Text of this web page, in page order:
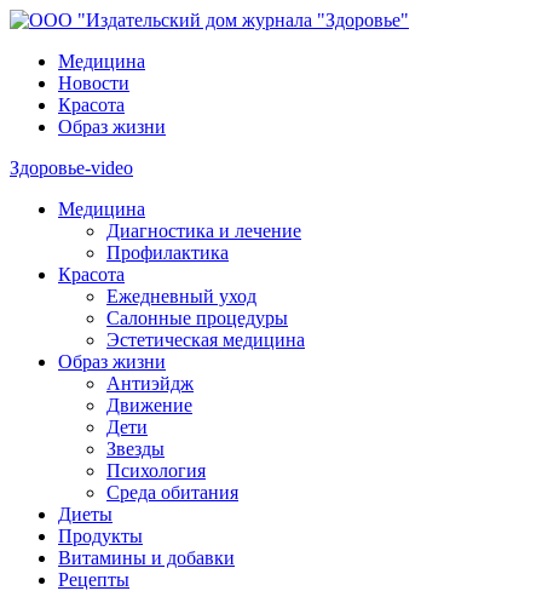
Медицина
Новости
Красота
Образ жизни
Здоровье-video
Медицина
Диагностика и лечение
Профилактика
Красота
Ежедневный уход
Салонные процедуры
Эстетическая медицина
Образ жизни
Антиэйдж
Движение
Дети
Звезды
Психология
Среда обитания
Диеты
Продукты
Витамины и добавки
Рецепты